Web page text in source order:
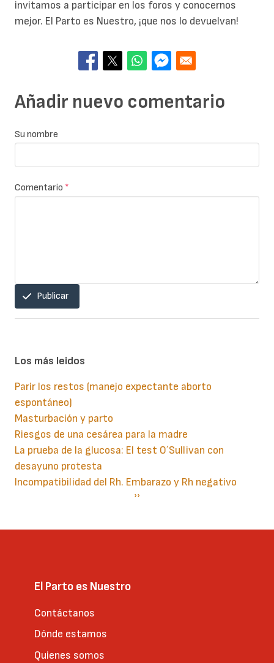
invitamos a participar en los foros y conocernos
mejor. El Parto es Nuestro, ¡que nos lo devuelvan!
Añadir nuevo comentario
Su nombre
Comentario *
Publicar
Los más leidos
Parir los restos (manejo expectante aborto
espontáneo)
Masturbación y parto
Riesgos de una cesárea para la madre
La prueba de la glucosa: El test O´Sullivan con
desayuno protesta
Incompatibilidad del Rh. Embarazo y Rh negativo
Siguiente
››
El Parto es Nuestro
Contáctanos
Dónde estamos
Quienes somos